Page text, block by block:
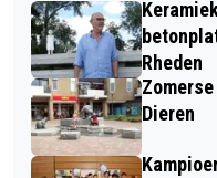
ZWARTEWEG
RHEDEN
Rheden
Dieren